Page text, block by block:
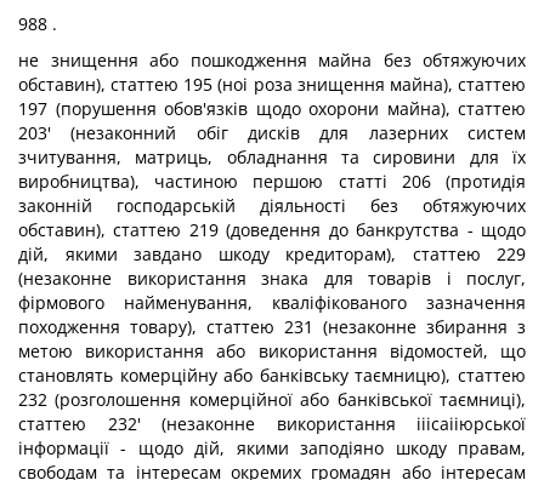
988 .
не знищення або пошкодження майна без обтяжуючих
обставин), статтею 195 (ноі роза знищення майна), статтею
197 (порушення обов'язків щодо охорони майна), статтею
203' (незаконний обіг дисків для лазерних систем
зчитування, матриць, обладнання та сировини для їх
виробництва), частиною першою статті 206 (протидія
законній господарській діяльності без обтяжуючих
обставин), статтею 219 (доведення до банкрутства - щодо
дій, якими завдано шкоду кредиторам), статтею 229
(незаконне використання знака для товарів і послуг,
фірмового найменування, кваліфікованого зазначення
походження товару), статтею 231 (незаконне збирання з
метою використання або використання відомостей, що
становлять комерційну або банківську таємницю), статтею
232 (розголошення комерційної або банківської таємниці),
статтею 232' (незаконне використання ііісаііюрської
інформації - щодо дій, якими заподіяно шкоду правам,
свободам та інтересам окремих громадян або інтересам